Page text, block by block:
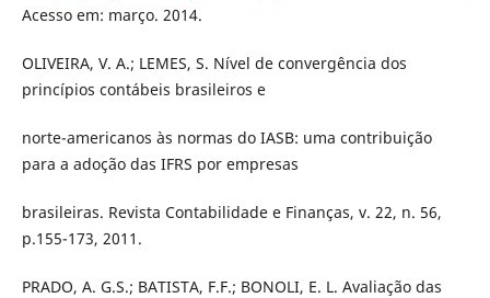
Acesso em: março. 2014.
OLIVEIRA, V. A.; LEMES, S. Nível de convergência dos
princípios contábeis brasileiros e
norte-americanos às normas do IASB: uma contribuição
para a adoção das IFRS por empresas
brasileiras. Revista Contabilidade e Finanças, v. 22, n. 56,
p.155-173, 2011.
PRADO, A. G.S.; BATISTA, F.F.; BONOLI, E. L. Avaliação das